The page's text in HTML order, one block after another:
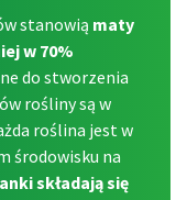
stanowią maty
w 70%
do stworzenia
rośliny są w
roślina jest w
środowisku na
składają się